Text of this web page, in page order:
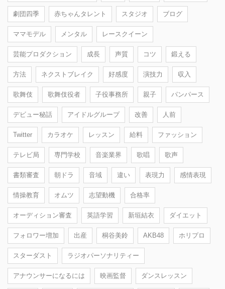
劇団四季 赤ちゃんタレント スタジオ ブログ
ママモデル メンタル レースクイーン
芸能プロダクション 成長 声質 コツ 鍛える
方法 ネクストブレイク 好感度 演技力 収入
歌舞伎 歌舞伎役者 子役事務所 親子 パンパース
デビュー秘話 アイドルグループ 改善 人前
Twitter カラオケ レッスン 給料 ファッション
テレビ局 専門学校 音楽業界 歌唱 歌声
書類審査 朝ドラ 音域 違い 表現力 感情表現
情操教育 オムツ 志望動機 合格率
オーディション審査 英語学習 新垣結衣 ダイエット
フォロワー増加 出産 桐谷美鈴 AKB48 ホリプロ
スターダスト ラジオパーソナリティー
アナウンサーになるには 映画監督 ダンスレッスン